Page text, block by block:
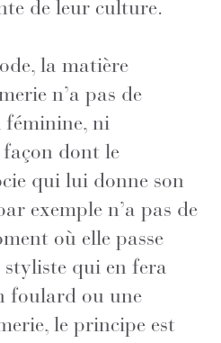
de leur culture.
la matière
n’a pas de
féminine, ni
façon dont le
qui lui donne son
exemple n’a pas de
où elle passe
qui en fera
foulard ou une
le principe est